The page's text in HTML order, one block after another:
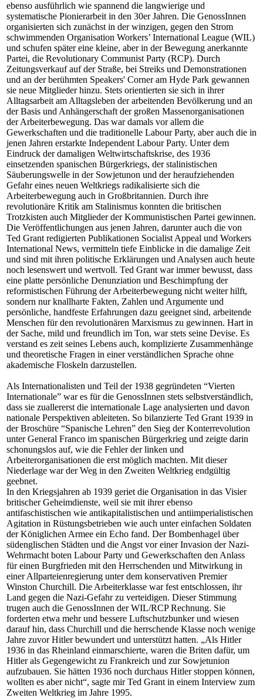
ebenso ausführlich wie spannend die langwierige und
systematische Pionierarbeit in den 30er Jahren. Die GenossInnen
organisierten sich zunächst in der winzigen, gegen den Strom
schwimmenden Organisation Workers’ International League (WIL)
und schufen später eine kleine, aber in der Bewegung anerkannte
Partei, die Revolutionary Communist Party (RCP). Durch
Zeitungsverkauf auf der Straße, bei Streiks und Demonstrationen
und an der berühmten Speakers' Corner am Hyde Park gewannen
sie neue Mitglieder hinzu. Stets orientierten sie sich in ihrer
Alltagsarbeit am Alltagsleben der arbeitenden Bevölkerung und an
der Basis und Anhängerschaft der großen Massenorganisationen
der Arbeiterbewegung. Das war damals vor allem die
Gewerkschaften und die traditionelle Labour Party, aber auch die in
jenen Jahren erstarkte Independent Labour Party. Unter dem
Eindruck der damaligen Weltwirtschaftskrise, des 1936
einsetzenden spanischen Bürgerkriegs, der stalinistischen
Säuberungswelle in der Sowjetunon und der heraufziehenden
Gefahr eines neuen Weltkriegs radikalisierte sich die
Arbeiterbewegung auch in Großbritannien. Durch ihre
revolutionäre Kritik am Stalinismus konnten die britischen
Trotzkisten auch Mitglieder der Kommunistischen Partei gewinnen.
Die Veröffentlichungen aus jenen Jahren, darunter auch die von
Ted Grant redigierten Publikationen Socialist Appeal und Workers
International News, vermitteln tiefe Einblicke in die damalige Zeit
und sind mit ihren politische Erklärungen und Analysen auch heute
noch lesenswert und wertvoll. Ted Grant war immer bewusst, dass
eine platte persönliche Denunziation und Beschimpfung der
reformistischen Führung der Arbeiterbewegung nicht weiter hilft,
sondern nur knallharte Fakten, Zahlen und Argumente und
persönliche, handfeste Erfahrungen dazu geeignet sind, arbeitende
Menschen für den revolutionären Marxismus zu gewinnen. Hart in
der Sache, mild und freundlich im Ton, war stets seine Devise. Es
verstand es zeit seines Lebens auch, komplizierte Zusammenhänge
und theoretische Fragen in einer verständlichen Sprache ohne
akademische Floskeln darzustellen.
Als Internationalisten und Teil der 1938 gegründeten “Vierten
Internationale” war es für die GenossInnen stets selbstverständlich,
dass sie zuallererst die internationale Lage analysierten und davon
nationale Perspektiven ableiteten. So bilanzierte Ted Grant 1939 in
der Broschüre “Spanische Lehren” den Sieg der Konterrevolution
unter General Franco im spanischen Bürgerkrieg und zeigte darin
schonungslos auf, wie die Fehler der linken und
Arbeiterorganisationen die erst möglich machten. Mit dieser
Niederlage war der Weg in den Zweiten Weltkrieg endgültig
geebnet.
In den Kriegsjahren ab 1939 geriet die Organisation in das Visier
britischer Geheimdienste, weil sie mit ihrer ebenso
antifaschistischen wie antikapitalistischen und antiimperialistischen
Agitation in Rüstungsbetrieben wie auch unter einfachen Soldaten
der Königlichen Armee ein Echo fand. Der Bombenhagel über
südenglischen Städten und die Angst vor einer Invasion der Nazi-
Wehrmacht boten Labour Party und Gewerkschaften den Anlass
für einen Burgfrieden mit den Herrschenden und Mitwirkung in
einer Allparteienregierung unter dem konservativen Premier
Winston Churchill. Die Arbeiterklasse war fest entschlossen, ihr
Land gegen die Nazi-Gefahr zu verteidigen. Dieser Stimmung
trugen auch die GenossInnen der WIL/RCP Rechnung. Sie
forderten etwa mehr und bessere Luftschutzbunker und wiesen
darauf hin, dass Churchill und die herrschende Klasse noch wenige
Jahre zuvor Hitler bewundert und unterstützt hatten. „Als Hitler
1936 in das Rheinland einmarschierte, waren die Briten dafür, um
Hitler als Gegengewicht zu Frankreich und zur Sowjetunion
aufzubauen. Sie hätten 1936 noch durchaus Hitler stoppen können,
wollten es aber nicht“, sagte mir Ted Grant in einem Interview zum
Zweiten Weltkrieg im Jahre 1995.